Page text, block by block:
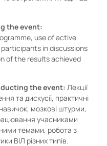
the event:
use of active
in discussions
of the results achieved
the event: Лекції
та дискусії, практичні
мозкові штурми,
учасниками
темами, робота з
ВІЛ різних типів.